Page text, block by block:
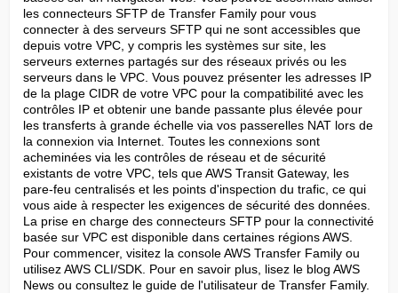
les connecteurs SFTP de Transfer Family pour vous
connecter à des serveurs SFTP qui ne sont accessibles que
depuis votre VPC, y compris les systèmes sur site, les
serveurs externes partagés sur des réseaux privés ou les
serveurs dans le VPC. Vous pouvez présenter les adresses IP
de la plage CIDR de votre VPC pour la compatibilité avec les
contrôles IP et obtenir une bande passante plus élevée pour
les transferts à grande échelle via vos passerelles NAT lors de
la connexion via Internet. Toutes les connexions sont
acheminées via les contrôles de réseau et de sécurité
existants de votre VPC, tels que AWS Transit Gateway, les
pare-feu centralisés et les points d'inspection du trafic, ce qui
vous aide à respecter les exigences de sécurité des données.
La prise en charge des connecteurs SFTP pour la connectivité
basée sur VPC est disponible dans certaines régions AWS.
Pour commencer, visitez la console AWS Transfer Family ou
utilisez AWS CLI/SDK. Pour en savoir plus, lisez le blog AWS
News ou consultez le guide de l'utilisateur de Transfer Family.